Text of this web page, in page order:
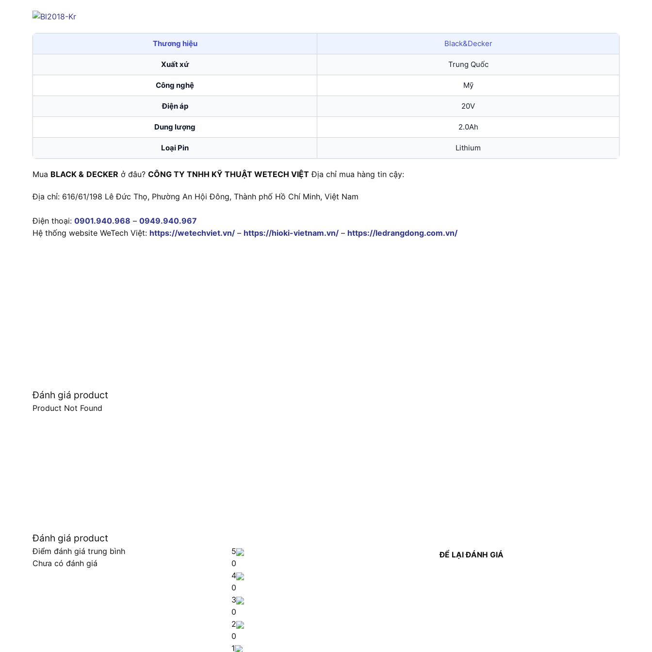
Thương hiệu Black&Decker
Xuất xứ Trung Quốc
Công nghệ Mỹ
Điện áp 20V
Dung lượng 2.0Ah
Loại Pin Lithium
Mua BLACK & DECKER ở đâu? CÔNG TY TNHH KỸ THUẬT WETECH VIỆT Địa chỉ mua hàng tin cậy:
Địa chỉ: 616/61/198 Lê Đức Thọ, Phường An Hội Đông, Thành phố Hồ Chí Minh, Việt Nam
Điện thoại: 0901.940.968 – 0949.940.967
Hệ thống website WeTech Việt: https://wetechviet.vn/ – https://hioki-vietnam.vn/ – https://ledrangdong.com.vn/
Đánh giá product
Product Not Found
Đánh giá product
Điểm đánh giá trung bình
Chưa có đánh giá
5
0
4
0
3
0
2
0
1
ĐỂ LẠI ĐÁNH GIÁ